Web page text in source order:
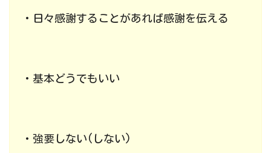
・日々感謝することがあれば感謝を伝える
・基本どうでもいい
・強要しない(しない)